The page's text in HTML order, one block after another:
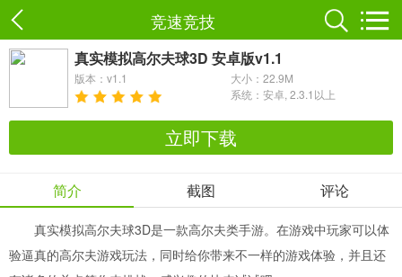
竞速竞技
真实模拟高尔夫球3D 安卓版v1.1
版本：v1.1
大小：22.9M
系统：安卓, 2.3.1以上
立即下载
简介 截图 评论
真实模拟高尔夫球3D是一款高尔夫类手游。在游戏中玩家可以体
验逼真的高尔夫游戏玩法，同时给你带来不一样的游戏体验，并且还